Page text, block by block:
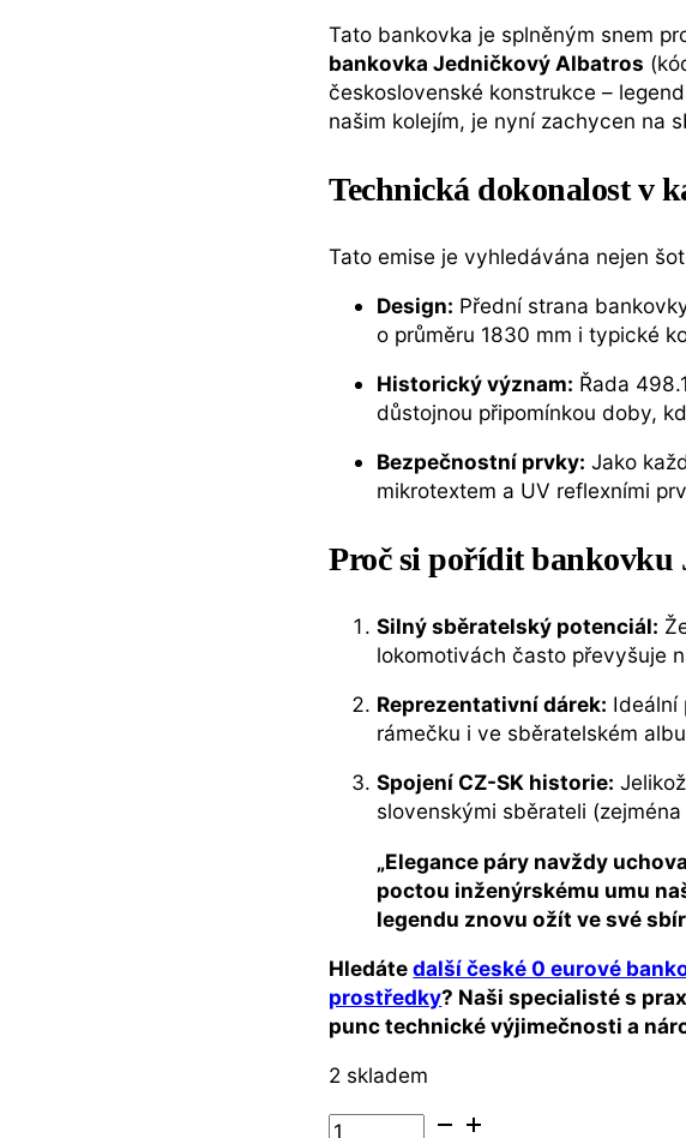
Tato bankovka je splněným snem
bankovka Jedničkový Albatros
československé konstrukce –
našim kolejím, je nyní zachycen na
Technická dokonalost v
Tato emise je vyhledávána nejen
Design: Přední strana
o průměru 1830 mm i typické
Historický význam: Řada
důstojnou připomínkou doby,
Bezpečnostní prvky: Jako
mikrotextem a UV reflexními
Proč si pořídit bankovku
Silný sběratelský potenciál:
lokomotivách často převyšuje
Reprezentativní dárek: Ideální
rámečku i ve sběratelském
Spojení CZ-SK historie:
slovenskými sběrateli
„Elegance páry navždy
poctou inženýrskému umu
legendu znovu ožít ve své
Hledátedalší české 0 eurové
prostředky? Naši specialisté s
punc technické výjimečnosti a
2 skladem
Česká